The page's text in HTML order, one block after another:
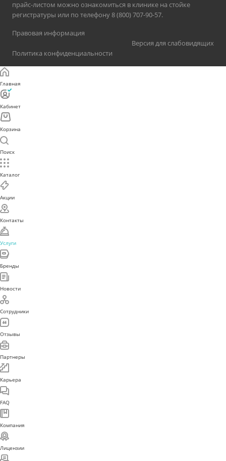
прайс-листом можно ознакомиться в клинике на стойке
регистратуры или по телефону 8 (800) 707-90-57.
Правовая информация
Политика конфиденциальности
Версия для слабовидящих
Главная
Кабинет
Корзина
Поиск
Каталог
Акции
Контакты
Услуги
Бренды
Новости
Сотрудники
Отзывы
Партнеры
Карьера
FAQ
Компания
Лицензии